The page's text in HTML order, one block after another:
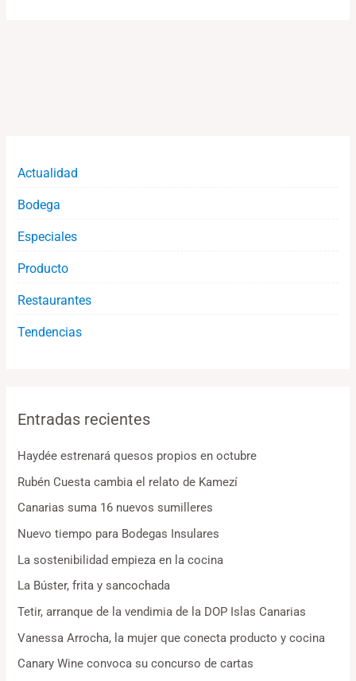
Actualidad
Bodega
Especiales
Producto
Restaurantes
Tendencias
Entradas recientes
Haydée estrenará quesos propios en octubre
Rubén Cuesta cambia el relato de Kamezí
Canarias suma 16 nuevos sumilleres
Nuevo tiempo para Bodegas Insulares
La sostenibilidad empieza en la cocina
La Búster, frita y sancochada
Tetir, arranque de la vendimia de la DOP Islas Canarias
Vanessa Arrocha, la mujer que conecta producto y cocina
Canary Wine convoca su concurso de cartas